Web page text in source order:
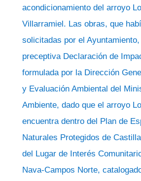
acondicionamiento del arroyo
Villarramiel. Las obras, que
solicitadas por el
preceptiva Declaración de
formulada por la Dirección
y Evaluación Ambiental del
Ambiente, dado que el arroyo
encuentra dentro del Plan de
Naturales Protegidos de
del Lugar de Interés
Nava-Campos Norte,